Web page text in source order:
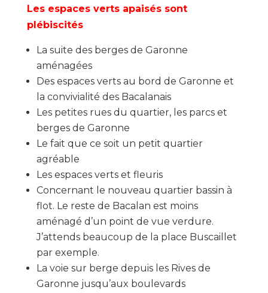
Les espaces verts apaisés sont
plébiscités
La suite des berges de Garonne
aménagées
Des espaces verts au bord de Garonne et
la convivialité des Bacalanais
Les petites rues du quartier, les parcs et
berges de Garonne
Le fait que ce soit un petit quartier
agréable
Les espaces verts et fleuris
Concernant le nouveau quartier bassin à
flot. Le reste de Bacalan est moins
aménagé d’un point de vue verdure.
J’attends beaucoup de la place Buscaillet
par exemple.
La voie sur berge depuis les Rives de
Garonne jusqu’aux boulevards